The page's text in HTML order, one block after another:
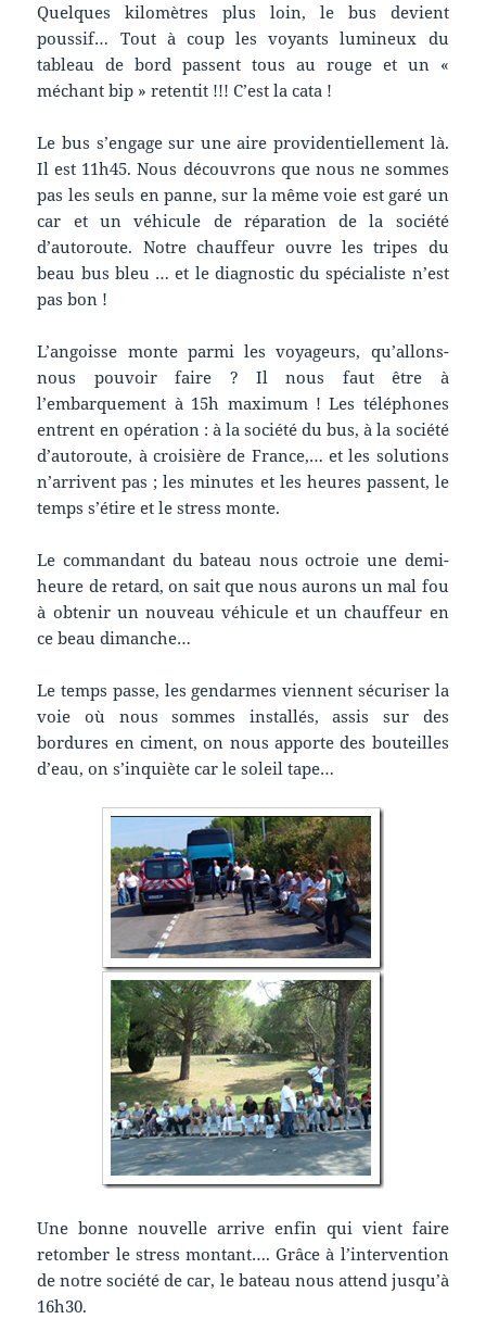
Quelques kilomètres plus loin, le bus devient
poussif… Tout à coup les voyants lumineux du
tableau de bord passent tous au rouge et un «
méchant bip » retentit !!! C’est la cata !
Le bus s’engage sur une aire providentiellement là.
Il est 11h45. Nous découvrons que nous ne sommes
pas les seuls en panne, sur la même voie est garé un
car et un véhicule de réparation de la société
d’autoroute. Notre chauffeur ouvre les tripes du
beau bus bleu … et le diagnostic du spécialiste n’est
pas bon !
L’angoisse monte parmi les voyageurs, qu’allons-
nous pouvoir faire ? Il nous faut être à
l’embarquement à 15h maximum ! Les téléphones
entrent en opération : à la société du bus, à la société
d’autoroute, à croisière de France,… et les solutions
n’arrivent pas ; les minutes et les heures passent, le
temps s’étire et le stress monte.
Le commandant du bateau nous octroie une demi-
heure de retard, on sait que nous aurons un mal fou
à obtenir un nouveau véhicule et un chauffeur en
ce beau dimanche…
Le temps passe, les gendarmes viennent sécuriser la
voie où nous sommes installés, assis sur des
bordures en ciment, on nous apporte des bouteilles
d’eau, on s’inquiète car le soleil tape…
Une bonne nouvelle arrive enfin qui vient faire
retomber le stress montant…. Grâce à l’intervention
de notre société de car, le bateau nous attend jusqu’à
16h30.